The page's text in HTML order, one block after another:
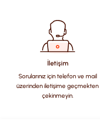
Ürün açıklamasında
Ürün bilgilerinde hatalar
Ürün fiyatı diğer
Bu ürüne benzer farklı
İletişim
Sorularınız için telefon ve mail
üzerinden iletişime geçmekten
çekinmeyin.